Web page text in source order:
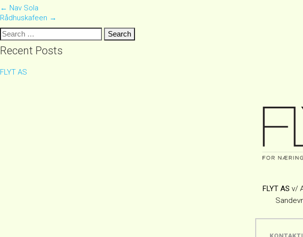
Post
navigation
← Nav Sola
Rådhuskafeen →
Search
for:
Recent Posts
FLYT AS
FLYT AS v/